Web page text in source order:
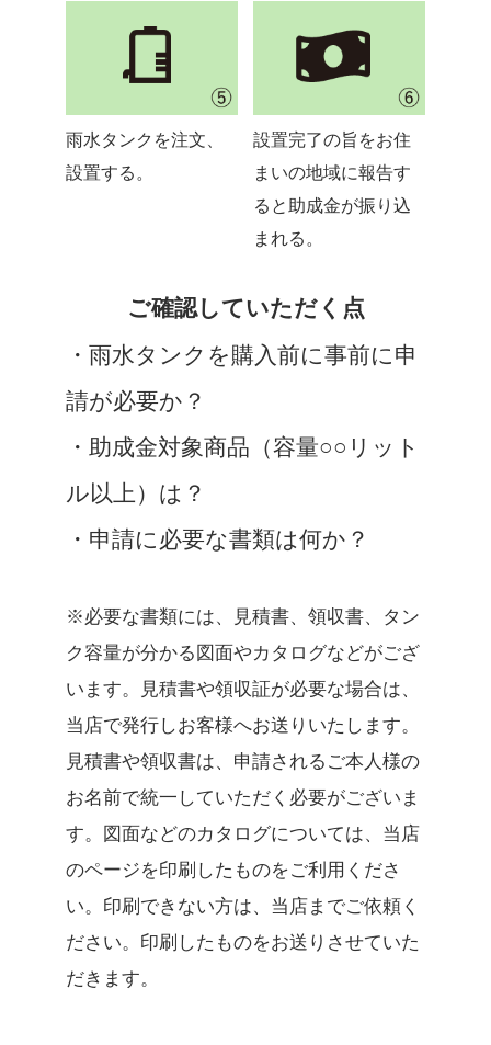
雨水タンクを注文、
設置する。
設置完了の旨をお住
まいの地域に報告す
ると助成金が振り込
まれる。
ご確認していただく点
・雨水タンクを購入前に事前に申
請が必要か？
・助成金対象商品（容量○○リット
ル以上）は？
・申請に必要な書類は何か？
※必要な書類には、見積書、領収書、タン
ク容量が分かる図面やカタログなどがござ
います。見積書や領収証が必要な場合は、
当店で発行しお客様へお送りいたします。
見積書や領収書は、申請されるご本人様の
お名前で統一していただく必要がございま
す。図面などのカタログについては、当店
のページを印刷したものをご利用くださ
い。印刷できない方は、当店までご依頼く
ださい。印刷したものをお送りさせていた
だきます。